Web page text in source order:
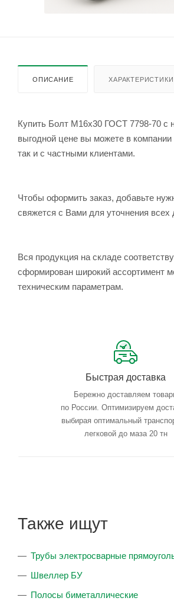
ОПИСАНИЕ ХАРАКТЕРИСТИКИ
Купить Болт М16x30 ГОСТ 7798-70 с
выгодной цене вы можете в
так и с частными клиентами.
Чтобы оформить заказ, добавьте
свяжется с Вами для уточнения всех
Вся продукция на складе
сформирован широкий ассортимент
техническим параметрам.
Быстрая доставка
Бережно доставляем
по России. Оптимизируем
выбирая оптимальный
легковой до маза 20 тн
Также ищут
Трубы электросварные
Швеллер БУ
Полосы биметаллические